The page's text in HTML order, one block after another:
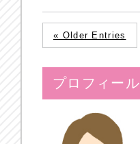
« Older Entries
プロフィール